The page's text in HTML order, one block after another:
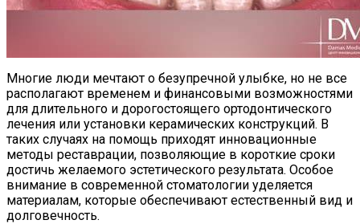
Многие люди мечтают о безупречной улыбке, но не все
располагают временем и финансовыми возможностями
для длительного и дорогостоящего ортодонтического
лечения или установки керамических конструкций. В
таких случаях на помощь приходят инновационные
методы реставрации, позволяющие в короткие сроки
достичь желаемого эстетического результата. Особое
внимание в современной стоматологии уделяется
материалам, которые обеспечивают естественный вид и
долговечность.